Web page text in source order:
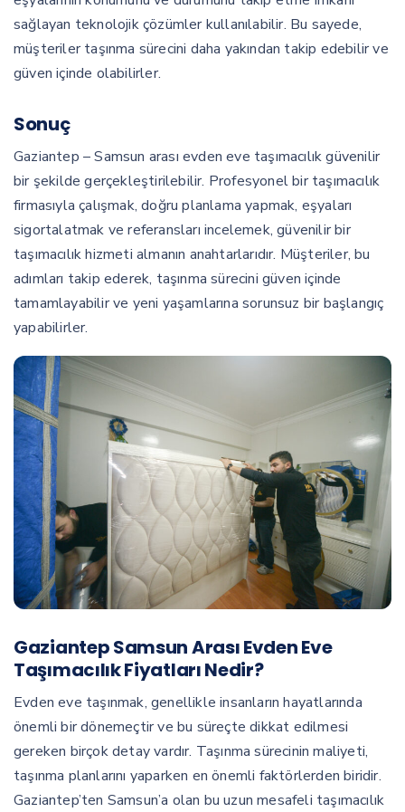
sağlayan teknolojik çözümler kullanılabilir. Bu sayede,
müşteriler taşınma sürecini daha yakından takip edebilir ve
güven içinde olabilirler.
Sonuç
Gaziantep – Samsun arası evden eve taşımacılık güvenilir
bir şekilde gerçekleştirilebilir. Profesyonel bir taşımacılık
firmasıyla çalışmak, doğru planlama yapmak, eşyaları
sigortalatmak ve referansları incelemek, güvenilir bir
taşımacılık hizmeti almanın anahtarlarıdır. Müşteriler, bu
adımları takip ederek, taşınma sürecini güven içinde
tamamlayabilir ve yeni yaşamlarına sorunsuz bir başlangıç
yapabilirler.
Gaziantep Samsun Arası Evden Eve
Taşımacılık Fiyatları Nedir?
Evden eve taşınmak, genellikle insanların hayatlarında
önemli bir dönemeçtir ve bu süreçte dikkat edilmesi
gereken birçok detay vardır. Taşınma sürecinin maliyeti,
taşınma planlarını yaparken en önemli faktörlerden biridir.
Gaziantep’ten Samsun’a olan bu uzun mesafeli taşımacılık